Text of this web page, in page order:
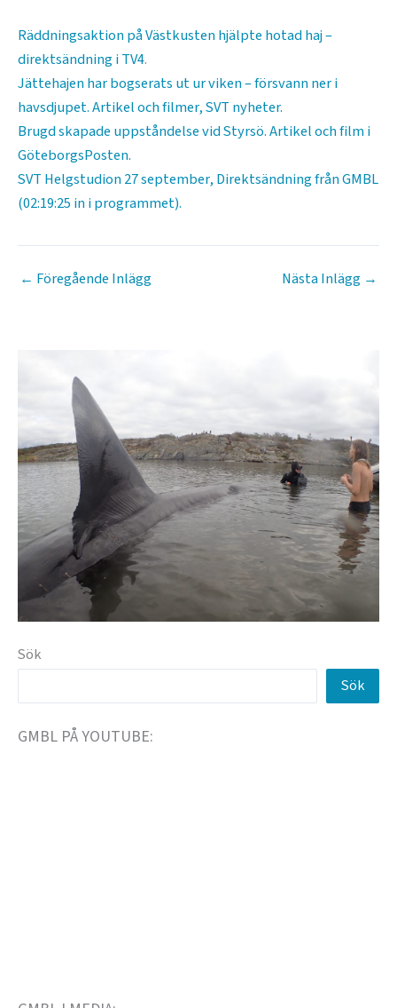
Räddningsaktion på Västkusten hjälpte hotad haj –
direktsändning i TV4.
Jättehajen har bogserats ut ur viken – försvann ner i
havsdjupet. Artikel och filmer, SVT nyheter.
Brugd skapade uppståndelse vid Styrsö. Artikel och film i
GöteborgsPosten.
SVT Helgstudion 27 september, Direktsändning från GMBL
(02:19:25 in i programmet).
← Föregående Inlägg Nästa Inlägg →
Sök
Sök
GMBL PÅ YOUTUBE: